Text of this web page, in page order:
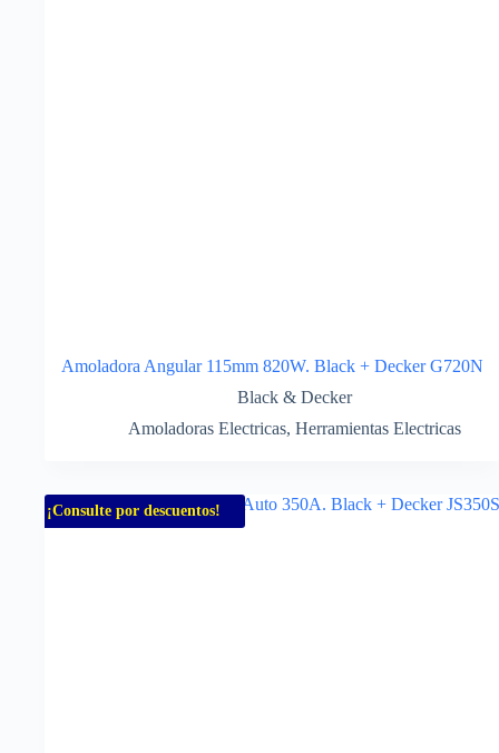
Amoladora Angular 115mm 820W. Black + Decker G720N
Black & Decker
Amoladoras Electricas, Herramientas Electricas
¡Consulte por descuentos!